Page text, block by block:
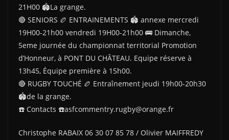
21H00 🏟La grange.
🔴 SENIORS 🏉 ENTRAINEMENTS 🏟 annexe mercredi
19H00-21h00 vendredi 19H00-21h00 🚌 Dimanche,
5eme journée du championnat territorial Promotion
d’Honneur, à PONT DU CHÂTEAU. Equipe réserve à
13h45, Équipe première à 15h00.
🔴 RUGBY TOUCHÉ 🏉 Entraînement jeudi 19h00-20h30
🏟de la grange.
☎️ Contacts ☎️asfcommentry.rugby@orange.fr
Christophe RABAIX 06 30 07 85 78 / Olivier MAIFFREDY